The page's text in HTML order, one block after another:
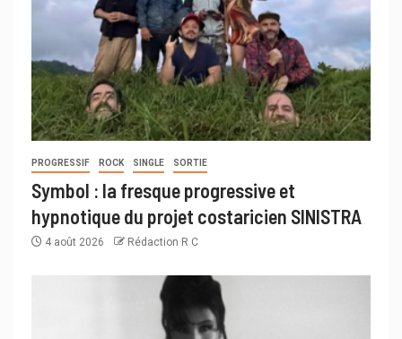
PROGRESSIF ROCK SINGLE SORTIE
Symbol : la fresque progressive et
hypnotique du projet costaricien SINISTRA
4 août 2026 Rédaction R C